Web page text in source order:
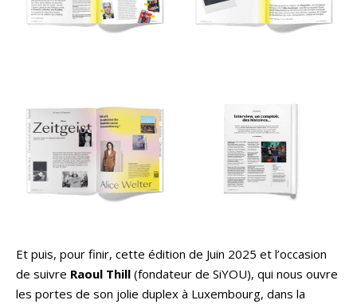
Et puis, pour finir, cette édition de Juin 2025 et l’occasion
de suivre Raoul Thill (fondateur de SiYOU), qui nous ouvre
les portes de son jolie duplex à Luxembourg, dans la